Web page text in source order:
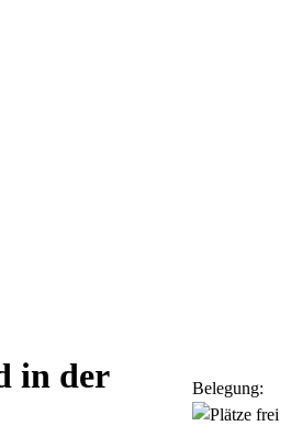
in der
Belegung: